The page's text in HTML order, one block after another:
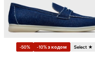
-50% -10% з кодом Select ★